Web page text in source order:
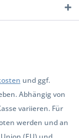
und ggf.
Abhängig von
variieren. Für
werden und an